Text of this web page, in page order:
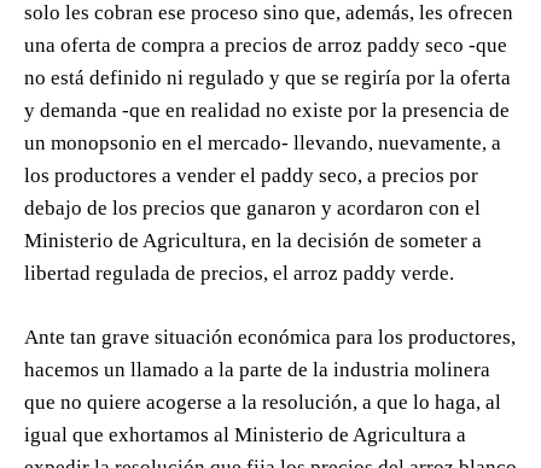
solo les cobran ese proceso sino que, además, les ofrecen
una oferta de compra a precios de arroz paddy seco -que
no está definido ni regulado y que se regiría por la oferta
y demanda -que en realidad no existe por la presencia de
un monopsonio en el mercado- llevando, nuevamente, a
los productores a vender el paddy seco, a precios por
debajo de los precios que ganaron y acordaron con el
Ministerio de Agricultura, en la decisión de someter a
libertad regulada de precios, el arroz paddy verde.
Ante tan grave situación económica para los productores,
hacemos un llamado a la parte de la industria molinera
que no quiere acogerse a la resolución, a que lo haga, al
igual que exhortamos al Ministerio de Agricultura a